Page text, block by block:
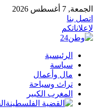
الجمعة, 7 أغسطس 2026
اتصل بنا
لإعلاناتكم
الرئيسية
سياسة
مال وأعمال
تراث وسياحة
المغرب الكبير